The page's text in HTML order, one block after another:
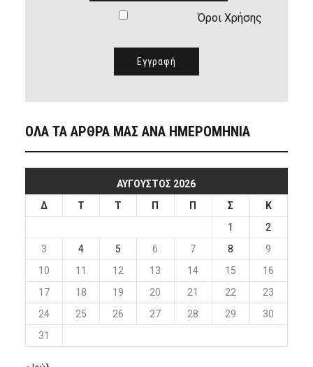
Όροι Χρήσης
ΟΛΑ ΤΑ ΑΡΘΡΑ ΜΑΣ ΑΝΑ ΗΜΕΡΟΜΗΝΙΑ
ΑΎΓΟΥΣΤΟΣ 2026
Δ
Τ Τ Π Π Σ
Κ
1
2
3
4 5 6 7 8
9
10
11 12 13 14 15
16
17
18 19 20 21 22
23
24
25 26 27 28 29
30
31